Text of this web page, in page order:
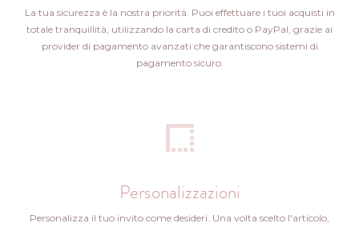
La tua sicurezza è la nostra priorità. Puoi effettuare i tuoi acquisti in
totale tranquillità, utilizzando la carta di credito o PayPal, grazie ai
provider di pagamento avanzati che garantiscono sistemi di
pagamento sicuro.
Personalizzazioni
Personalizza il tuo invito come desideri. Una volta scelto l'articolo,